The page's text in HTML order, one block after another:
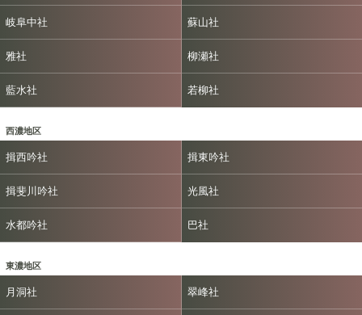
岐阜中社 蘇山社
雅社 柳瀬社
藍水社 若柳社
西濃地区
揖西吟社 揖東吟社
揖斐川吟社 光風社
水都吟社 巴社
東濃地区
月洞社 翠峰社